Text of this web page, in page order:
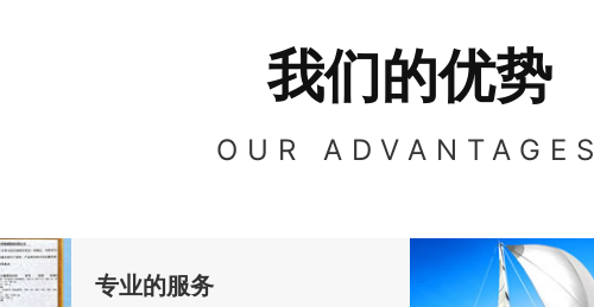
我们的优势
OUR ADVANTAGES
专业的服务